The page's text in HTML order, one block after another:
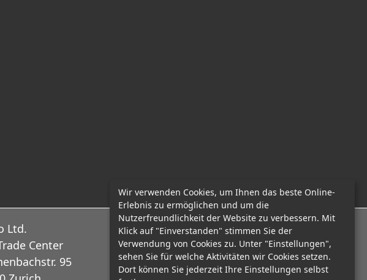
Ltd.
Center
95
E-Mail: office@mcadvo.com
Wir verwenden Cookies, um Ihnen das beste Online-
Erlebnis zu ermöglichen und um die
Nutzerfreundlichkeit der Website zu verbessern. Mit
Klick auf "Einverstanden" stimmen Sie der
Verwendung von Cookies zu. Unter "Einstellungen",
sehen Sie für welche Aktivitäten wir Cookies setzen.
Dort können Sie jederzeit Ihre Einstellungen selbst